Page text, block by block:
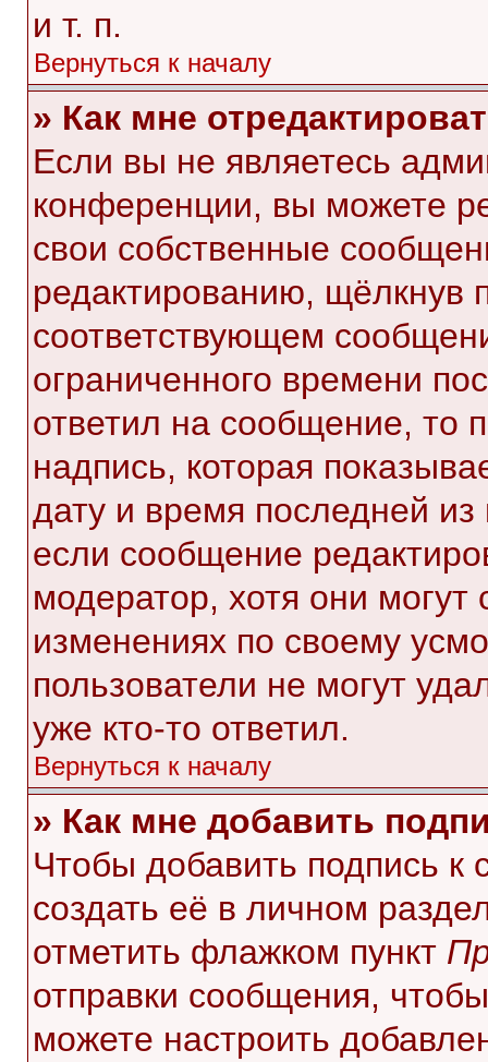
и т. п.
Вернуться к началу
» Как мне
Если вы не являетесь
конференции, вы можете
свои собственные
редактированию, щёлкнув
соответствующем
ограниченного времени
ответил на сообщение, то
надпись, которая
дату и время последней
если сообщение
модератор, хотя они
изменениях по своему
пользователи не могут
уже кто-то ответил.
Вернуться к началу
» Как мне добавить
Чтобы добавить подпись
создать её в личном
отметить флажком пункт
отправки сообщения,
можете настроить